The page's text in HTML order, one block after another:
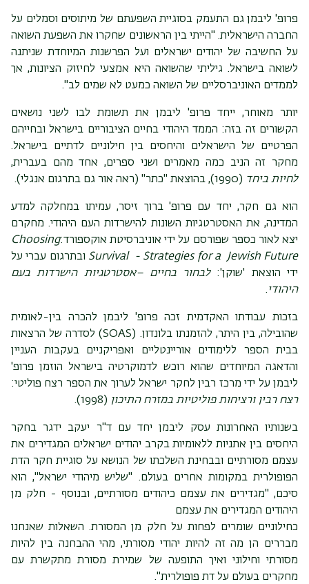
פרופ' ליבמן גם התעמק בסוגיית השפעתם של מיתוסים וסמלים על
החברה הישראלית. "הייתי בין הראשונים שחקרו את השפעת השואה
על החשיבה של יהודים ישראלים ועל הפרשנות המיוחדת שניתנה
לשואה בישראל. גיליתי שהשואה היא אמצעי לחיזוק הציונות, אך
לממדים האוניברסליים של השואה כמעט לא שמים לב".
יותר מאוחר, ייחד פרופ' ליבמן את תשומת לבו לשני נושאים
הקשורים זה בזה: הממד היהודי בחיים הציבוריים בישראל ובחייהם
הפרטיים של הישראלים והיחסים בין חילוניים לדתיים בישראל.
מחקר זה הניב כמה מאמרים ושני ספרים, אחד מהם בעברית,
לחיות ביחד (1990), בהוצאת "כתר" (ראה אור גם בתרגום אנגלי).
הוא גם חקר, יחד עם פרופ' ברוך זיסר, עמיתו במחלקה למדע
המדינה, את האסטרטגיות השונות להישרדות העם היהודי. מחקרם
יצא לאור כספר שפורסם על ידי אוניברסיטת אוקספורד:Choosing
Survival - Strategies for a Jewish Future
ובתרגום עברי על
ידי הוצאת 'שוקן':לבחור בחיים –אסטרטגיות הישרדות בעם
היהודי.
בזכות עבודתו האקדמית זכה פרופ' ליבמן להכרה בין-לאומית
שהובילה, בין היתר, להזמנתו בלונדון. (SOAS) לסדרה של הרצאות
בבית הספר ללימודים אוריינטליים ואפריקניים בעקבות העניין
והדאגה המיוחדים שהוא רוכש לדמוקרטיה בישראל הוזמן פרופ'
ליבמן על ידי מרכז רבין לחקר ישראל לערוך את הספר רצח פוליטי:
רצח רבין ורציחות פוליטיות במזרח התיכון (1998).
בשנותיו האחרונות עסק ליבמן יחד עם ד"ר יעקב ידגר בחקר
היחסים בין אתניות ללאומיות בקרב יהודים ישראלים המגדירים את
עצמם מסורתיים ובבחינת השלכתו של הנושא על סוגיית חקר הדת
הפופולרית במקומות אחרים בעולם. "שליש מיהודי ישראל", הוא
סיכם, "מגדירים את עצמם כיהודים מסורתיים, ובנוסף - חלק מן
היהודים המגדירים את עצמם
כחילוניים שומרים לפחות על חלק מן המסורת. השאלות שאנחנו
מבררים הן מה זה להיות יהודי מסורתי, מהי ההבחנה בין להיות
מסורתי וחילוני ואיך התופעה של שמירת מסורת מתקשרת עם
מחקרים בעולם על דת פופולרית".